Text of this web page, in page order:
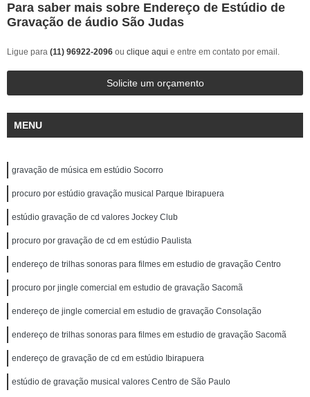
Para saber mais sobre Endereço de Estúdio de
Gravação de áudio São Judas
Ligue para (11) 96922-2096 ou clique aqui e entre em contato por email.
Solicite um orçamento
MENU
gravação de música em estúdio Socorro
procuro por estúdio gravação musical Parque Ibirapuera
estúdio gravação de cd valores Jockey Club
procuro por gravação de cd em estúdio Paulista
endereço de trilhas sonoras para filmes em estudio de gravação Centro
procuro por jingle comercial em estudio de gravação Sacomã
endereço de jingle comercial em estudio de gravação Consolação
endereço de trilhas sonoras para filmes em estudio de gravação Sacomã
endereço de gravação de cd em estúdio Ibirapuera
estúdio de gravação musical valores Centro de São Paulo